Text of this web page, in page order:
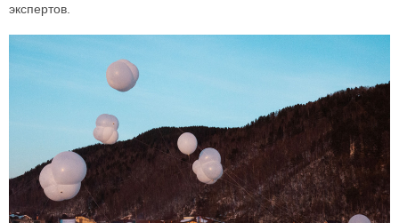
экспертов.